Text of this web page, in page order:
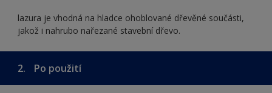
lazura je vhodná na hladce ohoblované dřevěné součásti,
jakož i nahrubo nařezané stavební dřevo.
2. Po použití